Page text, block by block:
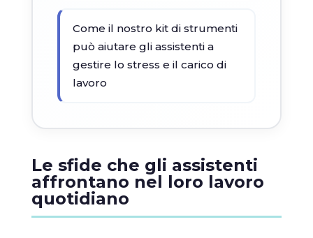
Come il nostro kit di strumenti
può aiutare gli assistenti a
gestire lo stress e il carico di
lavoro
Le sfide che gli assistenti
affrontano nel loro lavoro
quotidiano